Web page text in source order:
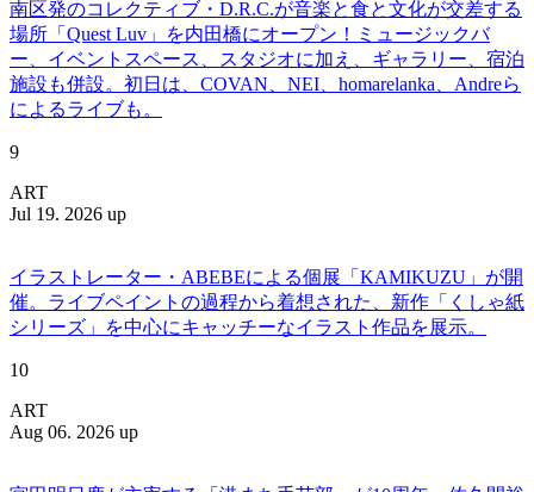
南区発のコレクティブ・D.R.C.が⾳楽と⾷と⽂化が交差する
場所「Quest Luv」を内田橋にオープン！ミュージックバ
ー、イベントスペース、スタジオに加え、ギャラリー、宿泊
施設も併設。初日は、COVAN、NEI、homarelanka、Andreら
によるライブも。
9
ART
Jul 19. 2026 up
イラストレーター・ABEBEによる個展「KAMIKUZU」が開
催。ライブペイントの過程から着想された、新作「くしゃ紙
シリーズ」を中心にキャッチーなイラスト作品を展示。
10
ART
Aug 06. 2026 up